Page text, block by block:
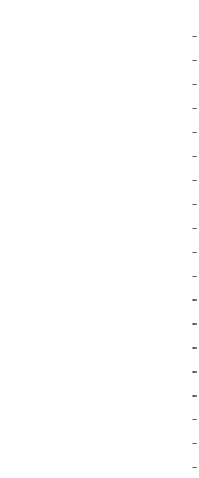
-
-
-
-
-
-
-
-
-
-
-
-
-
-
-
-
-
-
-